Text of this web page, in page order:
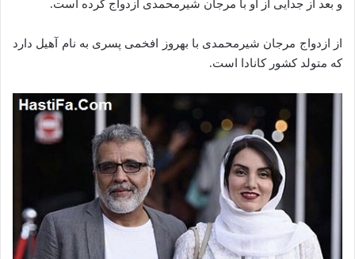
و بعد از جدایی از او با مرجان شیرمحمدی ازدواج کرده است.
از ازدواج مرجان شیرمحمدی با بهروز افخمی پسری به نام آهیل دارد
که متولد کشور کانادا است.